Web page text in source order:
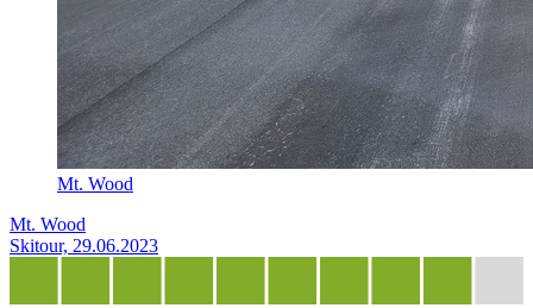
Mt. Wood
Mt. Wood
Skitour, 29.06.2023